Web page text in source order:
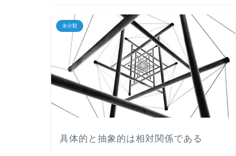
未分類
具体的と抽象的は相対関係である